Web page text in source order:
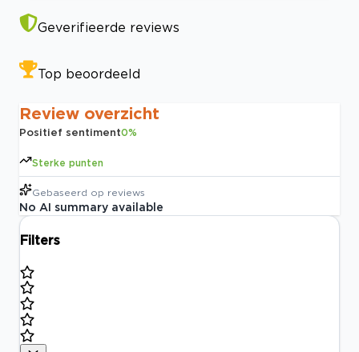
Geverifieerde reviews
Top beoordeeld
Review overzicht
Positief sentiment0%
Sterke punten
Gebaseerd op reviews
No AI summary available
Filters